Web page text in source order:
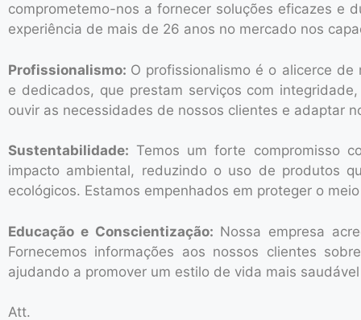
comprometemo-nos a fornecer soluções eficazes e
experiência de mais de 26 anos no mercado nos
Profissionalismo: O profissionalismo é o alicerce
e dedicados, que prestam serviços com
ouvir as necessidades de nossos clientes e adaptar
Sustentabilidade: Temos um forte compromisso
impacto ambiental, reduzindo o uso de produtos
ecológicos. Estamos empenhados em proteger o
Educação e Conscientização: Nossa empresa
Fornecemos informações aos nossos clientes
ajudando a promover um estilo de vida mais
Att.